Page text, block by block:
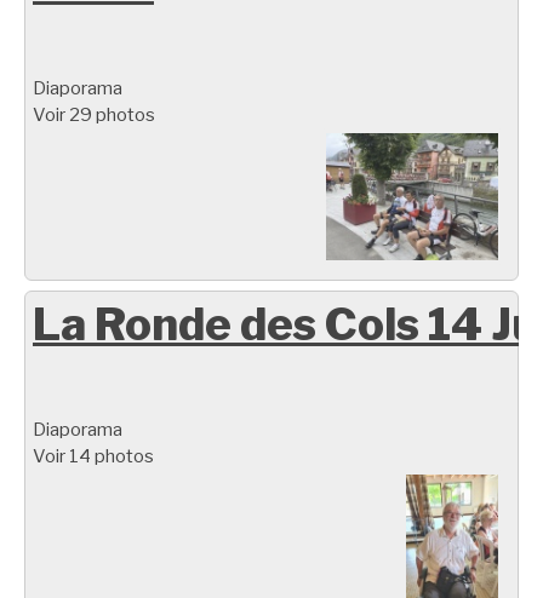
Diaporama
Voir 29 photos
La Ronde des Cols 14
Diaporama
Voir 14 photos